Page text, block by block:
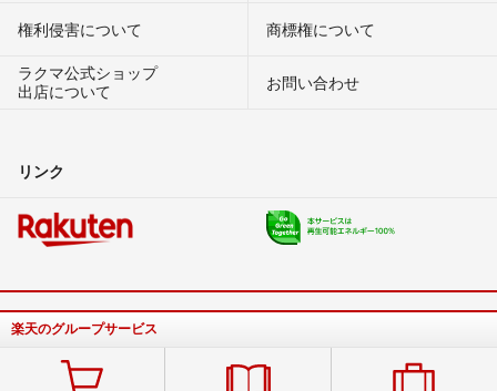
権利侵害について
商標権について
ラクマ公式ショップ
出店について
お問い合わせ
リンク
楽天のグループサービス